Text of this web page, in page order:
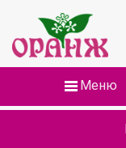
Меню